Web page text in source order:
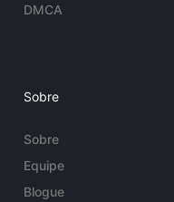
DMCA
Sobre
Sobre
Equipe
Blogue